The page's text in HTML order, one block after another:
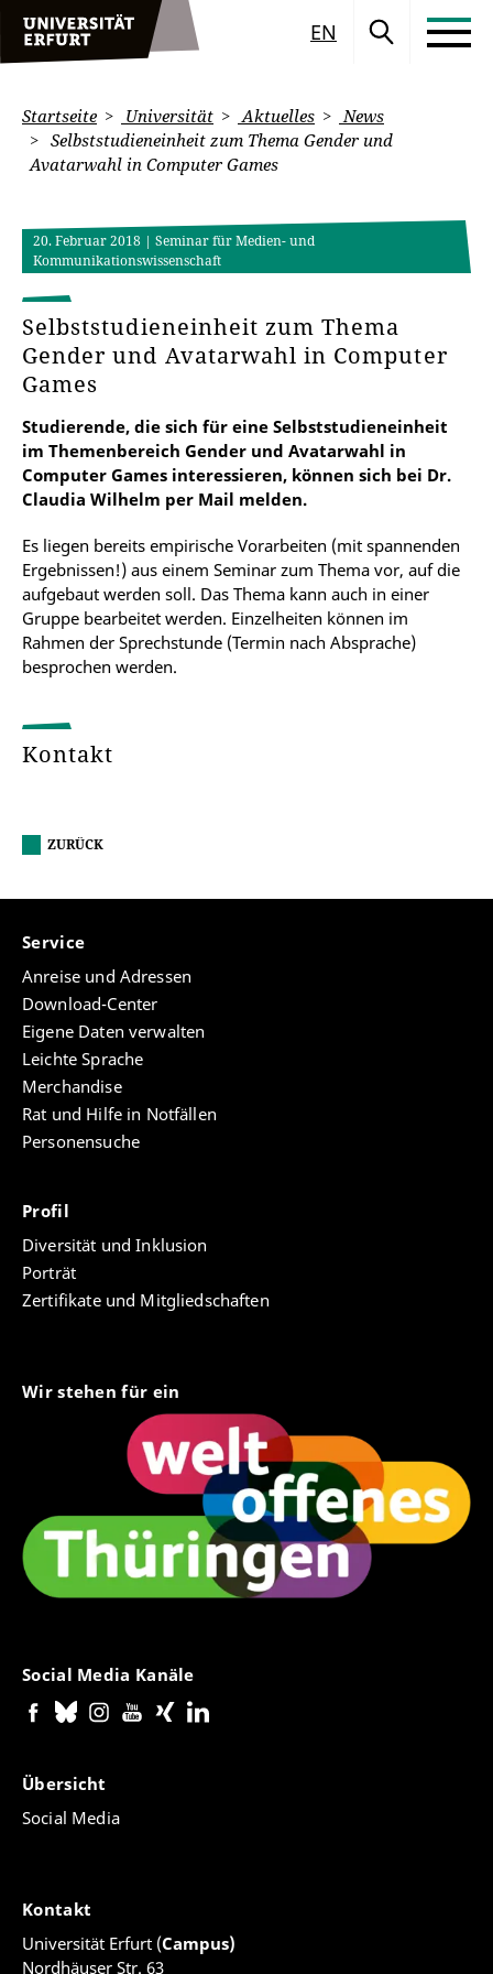
EN
Startseite Universität Aktuelles
News
Selbststudieneinheit zum Thema Gender und
Avatarwahl in Computer Games
20. Februar 2018 | Seminar für Medien- und
Kommunikationswissenschaft
Selbststudieneinheit zum Thema
Gender und Avatarwahl in Computer
Games
Studierende, die sich für eine Selbststudieneinheit
im Themenbereich Gender und Avatarwahl in
Computer Games interessieren, können sich bei Dr.
Claudia Wilhelm per Mail melden.
Es liegen bereits empirische Vorarbeiten (mit spannenden
Ergebnissen!) aus einem Seminar zum Thema vor, auf die
aufgebaut werden soll. Das Thema kann auch in einer
Gruppe bearbeitet werden. Einzelheiten können im
Rahmen der Sprechstunde (Termin nach Absprache)
besprochen werden.
Kontakt
ZURÜCK
Service
Anreise und Adressen
Download-Center
Eigene Daten verwalten
Leichte Sprache
Merchandise
Rat und Hilfe in Notfällen
Personensuche
Profil
Diversität und Inklusion
Porträt
Zertifikate und Mitgliedschaften
Wir stehen für ein
Social Media Kanäle
Übersicht
Social Media
Kontakt
Universität Erfurt (Campus)
Nordhäuser Str. 63